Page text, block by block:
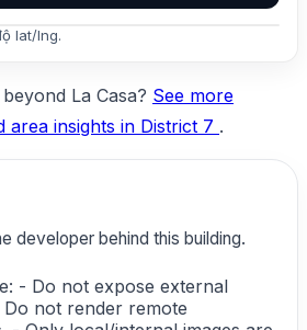
lat/lng.
La Casa? See more
area insights in District 7 .
developer behind this building.
- Do not expose external
not render remote